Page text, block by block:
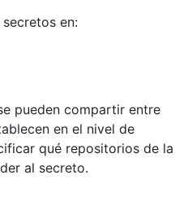
en:
pueden compartir entre
en el nivel de
qué repositorios de la
al secreto.